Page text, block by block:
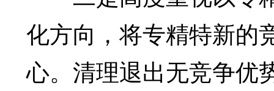
化方向，将专精特新的
心。清理退出无竞争优